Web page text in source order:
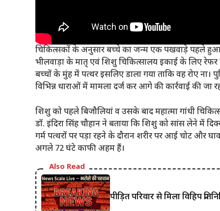
चिकित्सकों के अनुसार बच्चे का जन्म एक पखवाड़े पहले हुआ
भीलवाड़ा के मातृ एवं शिशु चिकित्सालय इकाई के लिए
बच्चों के मुंह में पत्थर इसलिए डाला गया ताकि वह रोए
विभिन्न धाराओं में मामला दर्ज कर आगे की कार्रवाई की जा
शिशु को पहले बिजौलियां व उसके बाद महात्मा गांधी
डॉ. इंदिरा सिंह चौहान ने बताया कि शिशु को सांस लेने में
गर्म पत्थरों पर पड़ा रहने के दौरान शरीर पर आई चोट और
अगले 72 घंटे काफी अहम हैं।
Also Read
पीड़ित परिवार से मिला विहिप